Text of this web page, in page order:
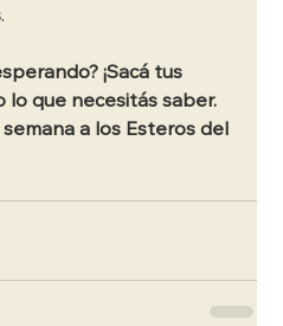
.
¡Sacá tus
lo que necesitás saber.
a los Esteros del